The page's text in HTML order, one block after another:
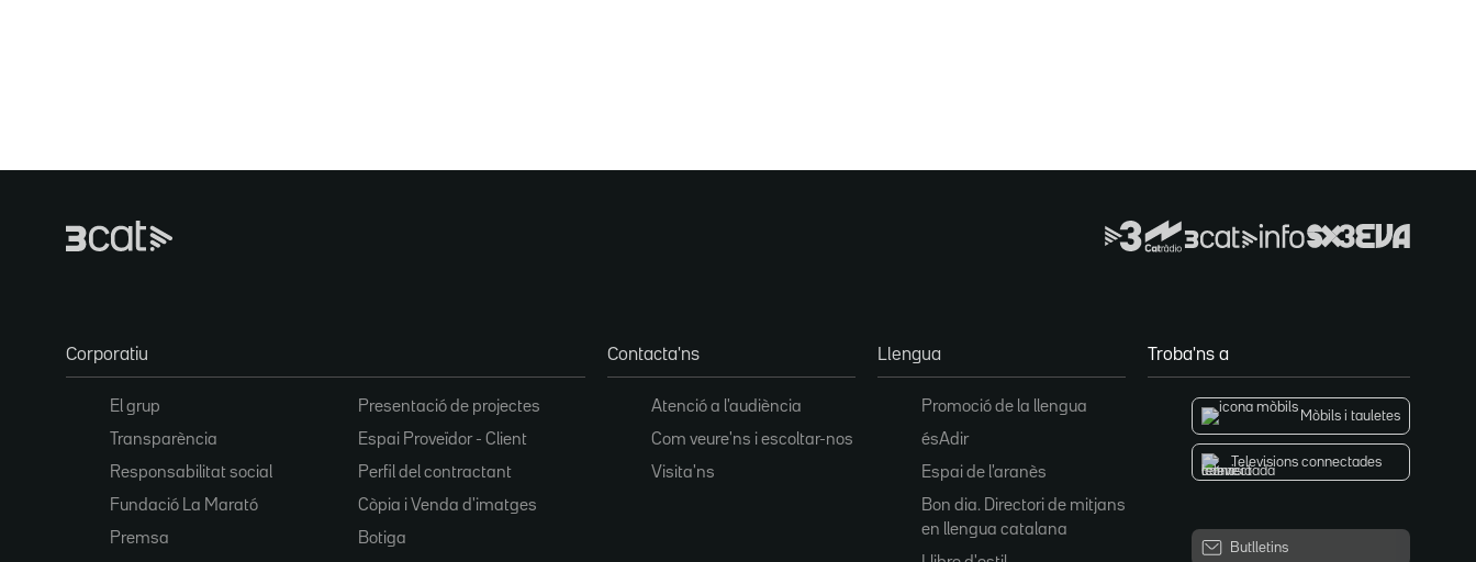
Corporatiu
El grup
Transparència
Responsabilitat social
Fundació La Marató
Premsa
Presentació de projectes
Espai Proveïdor - Client
Perfil del contractant
Còpia i Venda d'imatges
Botiga
Contacta'ns
Atenció a l'audiència
Com veure'ns i escoltar-nos
Visita'ns
Llengua
Promoció de la llengua
ésAdir
Espai de l'aranès
Bon dia. Directori de mitjans
en llengua catalana
Troba'ns a
Mòbils i tauletes
Televisions connectades
Butlletins